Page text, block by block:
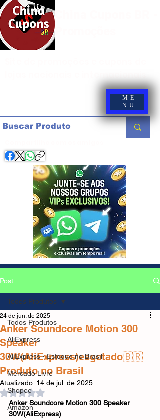
ME
NU
Post
Todos Produtos
AliExpress
AliExpress - Estoque no Brasil
Mercado Livre
Shopee
Amazon
Todos Produtos
Anker Soundcore Motion 300
Speaker
30W(AliExpress)esgotado🇧🇷
Produto no Brasil
24 de jun. de 2025
Atualizado: 14 de jul. de 2025
Avaliado com NaN de 5 estrelas.
Anker Soundcore Motion 300 Speaker
30W(AliExpress)